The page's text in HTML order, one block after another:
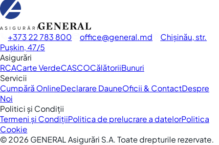
+373 22 783 800 office general.md
Chișinău, str.
Pușkin, 47/5
Asigurări
RCACarte VerdeCASCOCălătoriiBunuri
Servicii
Cumpără OnlineDeclarare DauneOficii & ContactDespre
Noi
Politici și Condiții
Termeni și CondițiiPolitica de prelucrare a datelorPolitica
Cookie
©2026 GENERAL Asigurări S.A. Toate drepturile rezervate.